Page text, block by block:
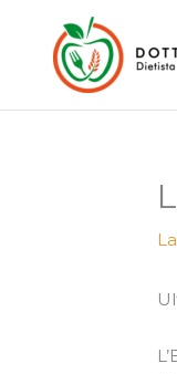
contenuto